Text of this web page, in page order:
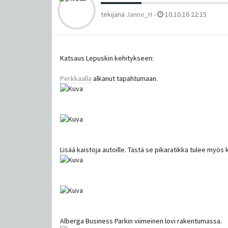
tekijänä Janne_H - 10.10.16 22:15
Katsaus Lepuskin kehitykseen:
Perkkaalla alkanut tapahtumaan.
Lisää kaistoja autoille. Tästä se pikaratikka tulee myös
Alberga Business Parkin viimeinen lovi rakentumassa.